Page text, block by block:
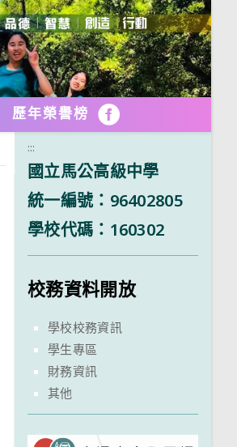
歷年榮譽榜 FB
:::
國立馬公高級中學
統一編號：96402805
學校代碼：160302
校務資料開放
學校校務資訊
學生專區
財務資訊
其他